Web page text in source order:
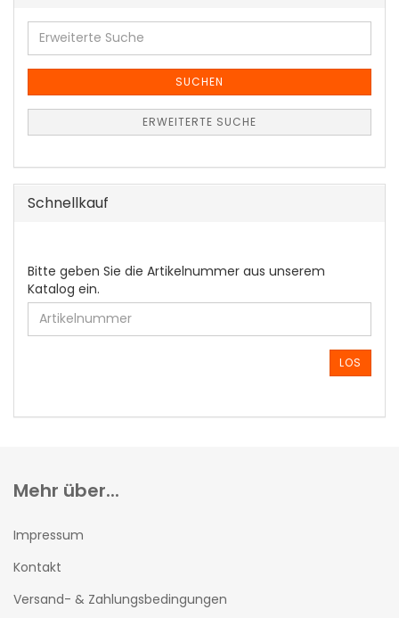
Erweiterte
Suche
SUCHEN
ERWEITERTE SUCHE
Schnellkauf
BITTE
GEBEN
SIE
DIE
ARTIKELNUMMER
EIN.
Bitte geben Sie die Artikelnummer aus unserem
Katalog ein.
LOS
Mehr über...
Impressum
Kontakt
Versand- & Zahlungsbedingungen